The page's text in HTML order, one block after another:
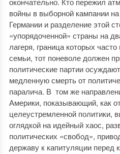
войны в выборной кампании
Германии и разделение этой
«упорядоченной» страны на
лагеря, граница которых
семьи, тот поневоле должен
политические партии
медленную смерть от
паралича. В том же
Америки, показывающий, как
целеустремленной политики,
оглядкой на идейный хаос,
политических «свобод»,
державу к капитуляции перед